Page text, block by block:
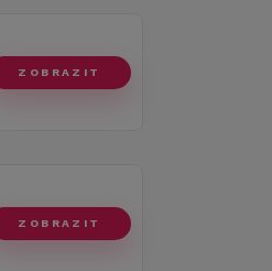
ZOBRAZIT
ZOBRAZIT